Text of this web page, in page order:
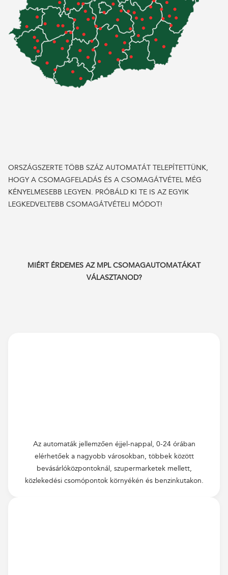
ORSZÁGSZERTE TÖBB SZÁZ AUTOMATÁT TELEPÍTETTÜNK,
HOGY A CSOMAGFELADÁS ÉS A CSOMAGÁTVÉTEL MÉG
KÉNYELMESEBB LEGYEN. PRÓBÁLD KI TE IS AZ EGYIK
LEGKEDVELTEBB CSOMAGÁTVÉTELI MÓDOT!
MIÉRT ÉRDEMES AZ MPL CSOMAGAUTOMATÁKAT
VÁLASZTANOD?
Az automaták jellemzően éjjel-nappal, 0-24 órában
elérhetőek a nagyobb városokban, többek között
bevásárlóközpontoknál, szupermarketek mellett,
közlekedési csomópontok környékén és benzinkutakon.